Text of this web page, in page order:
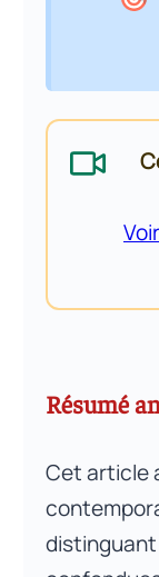
Résumé
Cet article